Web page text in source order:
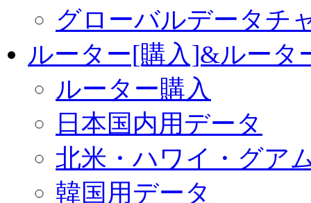
グローバルデータチ
ルーター[購入]&ルータ
ルーター購入
日本国内用データ
北米・ハワイ・グア
韓国用データ